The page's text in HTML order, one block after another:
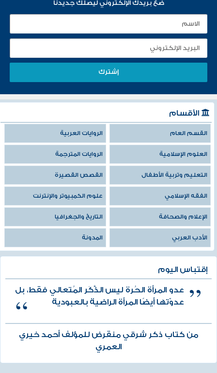
ضع بريدك الإلكتروني ليصلك جديدنا
الأقسام
القسم العام الروايات العربية
العلوم الإسلامية الروايات المترجمة
التعليم وتربية الأطفال القصص القصيرة
الفقه الإسلامي علوم الكمبيوتر والإنترنت
الإعلام والصحافة التاريخ والجغرافيا
الأدب العربي المدونة
إقتباس اليوم
عدو المرأة الحُرة ليس الذَّكَر المُتعالي فقط، بل
عدوّتها أيضًا المرأة الراضية بالعبودية
من كتاب ذكر شرقي منقرض للمؤلف أحمد خيري
العمري